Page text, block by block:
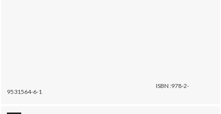
ISBN :978-2-
9531564-6-1